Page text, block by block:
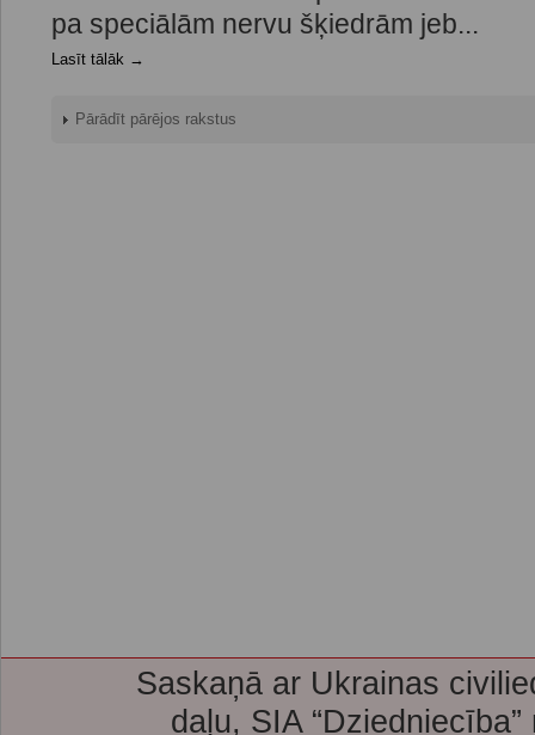
pa speciālām nervu šķiedrām jeb...
Lasīt tālāk →
Pārādīt pārējos rakstus
Saskaņā ar Ukrainas
daļu, SIA